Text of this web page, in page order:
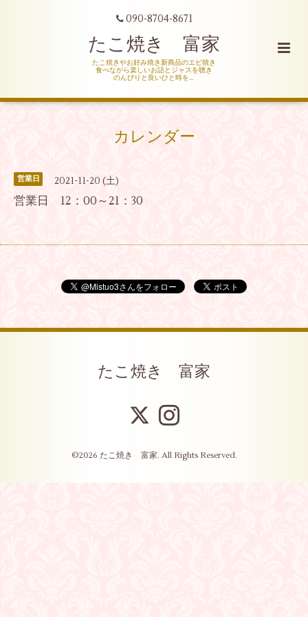
090-8704-8671
たこ焼き 富家
たこ焼きやお好み焼き新商品のエビ焼き
食べながら楽しいお話とジャスを聴き
のんびりと良いひと時を…
カレンダー
営業日 2021-11-20 (土)
営業日 12：00～21：30
たこ焼き 富家
©2026 たこ焼き 富家. All Rights Reserved.